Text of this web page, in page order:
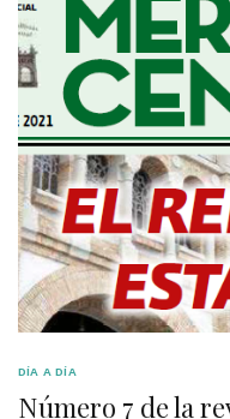
DÍA A DÍA
Número 7 de la